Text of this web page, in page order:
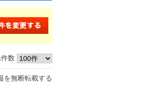
数
を無断転載する